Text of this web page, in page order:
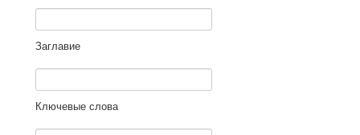
Научная работа
Как работать с сайтом
Контакты
Заглавие
Ключевые слова